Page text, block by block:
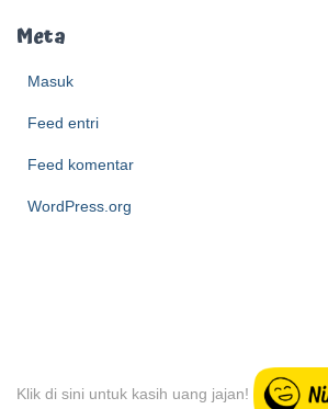
h
Meta
Masuk
Feed entri
Feed komentar
WordPress.org
Klik di sini untuk kasih uang jajan!